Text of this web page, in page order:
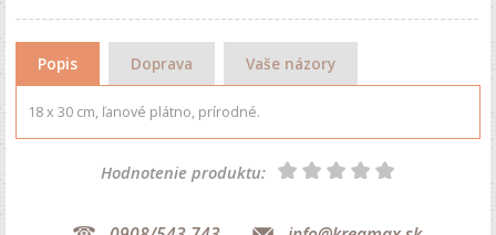
Popis Doprava Vaše názory
18 x 30 cm, ľanové plátno, prírodné.
Hodnotenie produktu: